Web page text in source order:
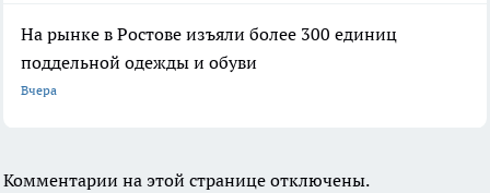
На рынке в Ростове изъяли более 300 единиц
поддельной одежды и обуви
Вчера
Комментарии на этой странице отключены.